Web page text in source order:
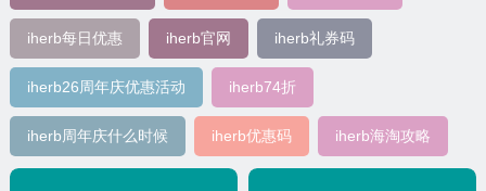
iherb每日优惠 iherb官网 iherb礼券码
iherb26周年庆优惠活动 iherb74折
iherb周年庆什么时候 iherb优惠码 iherb海淘攻略